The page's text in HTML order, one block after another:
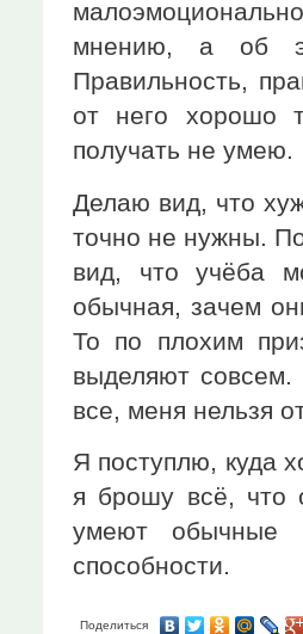
мнению, а об
Правильность,
от него хорошо
получать не умею.
Делаю вид, что
точно не нужны.
вид, что учёба
обычная, зачем
То по плохим
выделяют
все, меня нельзя
Я поступлю, куда
я брошу всё, что
умеют обычные
способности.
Поделиться